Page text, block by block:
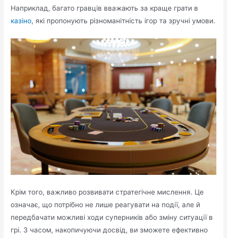
Наприклад, багато гравців вважають за краще грати в
казіно, які пропонують різноманітність ігор та зручні умови.
Крім того, важливо розвивати стратегічне мислення. Це
означає, що потрібно не лише реагувати на події, але й
передбачати можливі ходи суперників або зміну ситуації в
грі. З часом, накопичуючи досвід, ви зможете ефективно